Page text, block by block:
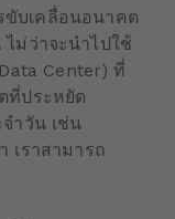
บเคลื่อนอนาคต
ม่ว่าจะนำไปใช้
Center) ที่
ที่ประหยัด
ำวัน เช่น
เราสามารถ